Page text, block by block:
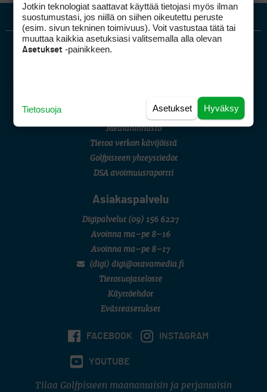
Golfpiste mediakortti
Mediahinnasto
Tietoa verkon kävijöistä
Golfpisteen yhteystiedot
DSA avoimuusraportti
Asiakaspalvelu
Digipalvelut (09) 156 6227
Avoinna ma–pe 8–16
Avoinna ma–pe 8–17
(digi) digi@otavamedia.fi
Tietosuojaseloste
Käyttöehdot
Evästeasetukset
FACEBOOK INSTAGRAM
YOUTUBE
Tilaa Golfpisteen maanantaisin ja perjantaisin
Jotkin teknologiat saattavat käyttää tietojasi myös ilman
suostumustasi, jos niillä on siihen oikeutettu peruste
(esim. sivun tekninen toimivuus). Voit vastustaa tätä tai
muuttaa kaikkia asetuksiasi valitsemalla alla olevan
Asetukset -painikkeen.
Hyväksy
Asetukset
Tietosuoja